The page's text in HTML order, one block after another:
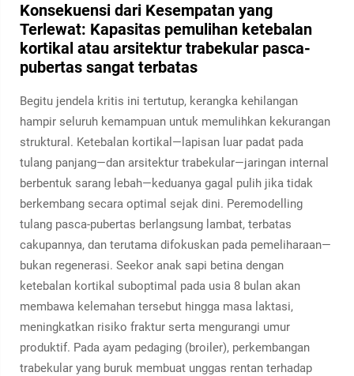
Konsekuensi dari Kesempatan yang
Terlewat: Kapasitas pemulihan ketebalan
kortikal atau arsitektur trabekular pasca-
pubertas sangat terbatas
Begitu jendela kritis ini tertutup, kerangka kehilangan
hampir seluruh kemampuan untuk memulihkan kekurangan
struktural. Ketebalan kortikal—lapisan luar padat pada
tulang panjang—dan arsitektur trabekular—jaringan internal
berbentuk sarang lebah—keduanya gagal pulih jika tidak
berkembang secara optimal sejak dini. Peremodelling
tulang pasca-pubertas berlangsung lambat, terbatas
cakupannya, dan terutama difokuskan pada pemeliharaan—
bukan regenerasi. Seekor anak sapi betina dengan
ketebalan kortikal suboptimal pada usia 8 bulan akan
membawa kelemahan tersebut hingga masa laktasi,
meningkatkan risiko fraktur serta mengurangi umur
produktif. Pada ayam pedaging (broiler), perkembangan
trabekular yang buruk membuat unggas rentan terhadap